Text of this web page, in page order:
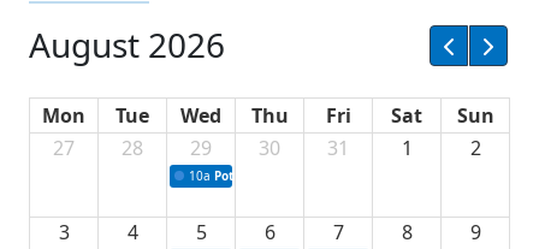
August 2026
Mon Tue Wed Thu Fri Sat
Sun
27
28 29
10a Potpisivanje ugovora sa neprofitnim
30 31 1 2
3 4 5 6 7 8 9